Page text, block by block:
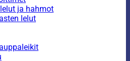
ja hahmot
lelut